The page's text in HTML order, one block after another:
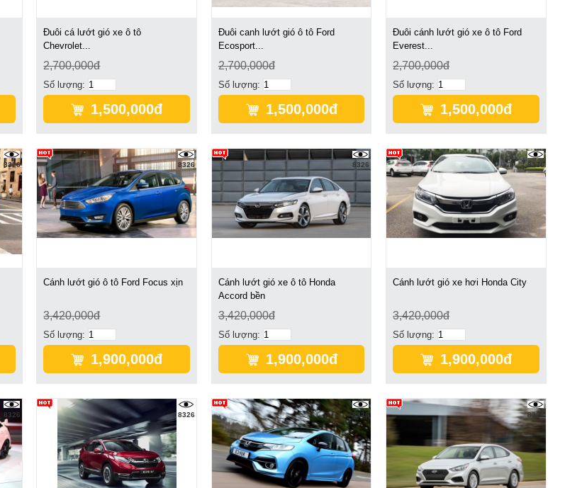
Đuôi cá lướt gió xe ô tô
Chevrolet...
2,700,000đ
Số lượng:
1,500,000đ
Đuôi canh lướt gió ô tô Ford
Ecosport...
2,700,000đ
Số lượng:
1,500,000đ
Đuôi cánh lướt gió xe ô tô Ford
Everest...
2,700,000đ
Số lượng:
1,500,000đ
8326 8326
Cánh lướt gió ô tô Ford Focus xịn
3,420,000đ
Số lượng:
1,900,000đ
8326
Cánh lướt gió xe ô tô Honda
Accord bền
3,420,000đ
Số lượng:
1,900,000đ
8326
Cánh lướt gió xe hơi Honda City
3,420,000đ
Số lượng:
1,900,000đ
8326 8326 8326 8326